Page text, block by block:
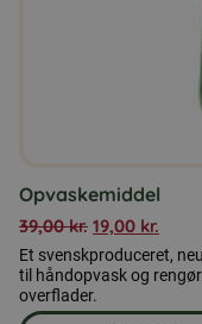
Opvaskemiddel
39,00kr. 19,00 kr.
Et svenskproduceret,
til håndopvask og
overflader.